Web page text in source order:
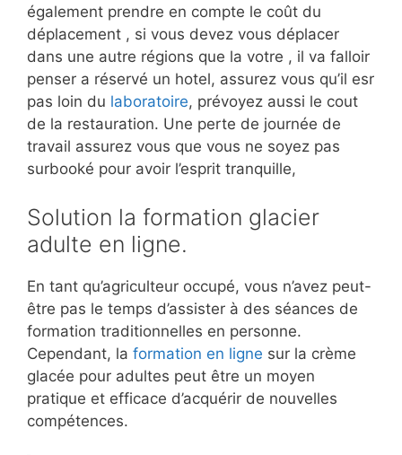
également prendre en compte le coût du
déplacement , si vous devez vous déplacer
dans une autre régions que la votre , il va falloir
penser a réservé un hotel, assurez vous qu’il esr
pas loin du laboratoire, prévoyez aussi le cout
de la restauration. Une perte de journée de
travail assurez vous que vous ne soyez pas
surbooké pour avoir l’esprit tranquille,
Solution la formation glacier
adulte en ligne.
En tant qu’agriculteur occupé, vous n’avez peut-
être pas le temps d’assister à des séances de
formation traditionnelles en personne.
Cependant, la formation en ligne sur la crème
glacée pour adultes peut être un moyen
pratique et efficace d’acquérir de nouvelles
compétences.